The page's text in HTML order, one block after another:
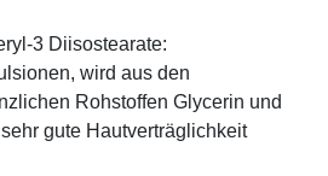
3 Diisostearate:
wird aus den
Rohstoffen Glycerin und
gute Hautverträglichkeit